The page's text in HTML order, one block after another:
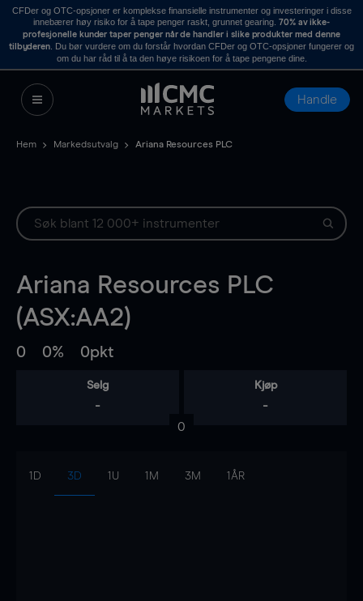
CFDer og OTC-opsjoner er komplekse finansielle instrumenter og investeringer i disse
innebærer høy risiko for å tape penger raskt, grunnet gearing. 70% av ikke-
profesjonelle kunder taper penger når de handler i slike produkter med denne
tilbyderen . Du bør vurdere om du forstår hvordan CFDer og OTC-opsjoner fungerer og
om du har råd til å ta den høye risikoen for å tape pengene dine.
Handle
Hem Markedsutvalg Ariana Resources PLC
Ariana Resources PLC
(ASX:AA2)
0 0% 0pkt
Selg
-
Kjøp
-
0
1D 3D 1U 1M 3M 1ÅR